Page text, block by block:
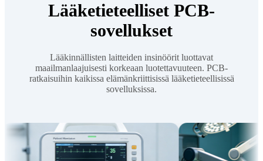
Lääketieteelliset PCB-
sovellukset
Lääkinnällisten laitteiden insinöörit luottavat
maailmanlaajuisesti korkeaan luotettavuuteen. PCB-
ratkaisuihin kaikissa elämänkriittisissä lääketieteellisissä
sovelluksissa.